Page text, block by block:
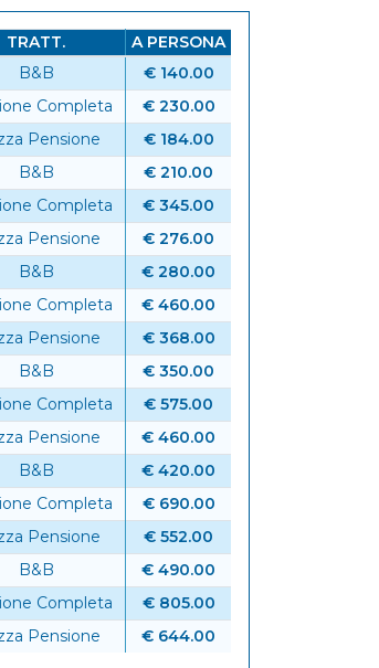
TRATT.
A PERSONA
B&B
€ 140.00
Completa
€ 230.00
Pensione
€ 184.00
B&B
€ 210.00
Completa
€ 345.00
Pensione
€ 276.00
B&B
€ 280.00
Completa
€ 460.00
Pensione
€ 368.00
B&B
€ 350.00
Completa
€ 575.00
Pensione
€ 460.00
B&B
€ 420.00
Completa
€ 690.00
Pensione
€ 552.00
B&B
€ 490.00
Completa
€ 805.00
Pensione € 644.00